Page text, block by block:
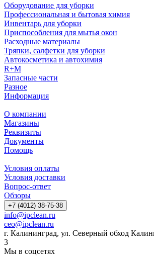
Оборудование для уборки
Профессиональная и бытовая химия
Инвентарь для уборки
Приспособления для мытья окон
Расходные материалы
Тряпки, салфетки для уборки
Автокосметика и автохимия
R+M
Запасные части
Разное
Информация
О компании
Магазины
Реквизиты
Документы
Помощь
Условия оплаты
Условия доставки
Вопрос-ответ
Обзоры
+7 (4012) 38-75-38
info@ipclean.ru
ceo@ipclean.ru
г. Калининград, ул. Северный обход
3
Мы в соцсетях